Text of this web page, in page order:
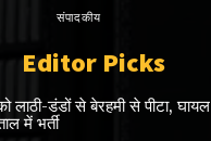
संपादकीय
Editor Picks
लाठी-डंडों से बेरहमी से पीटा, घायल
में भर्ती